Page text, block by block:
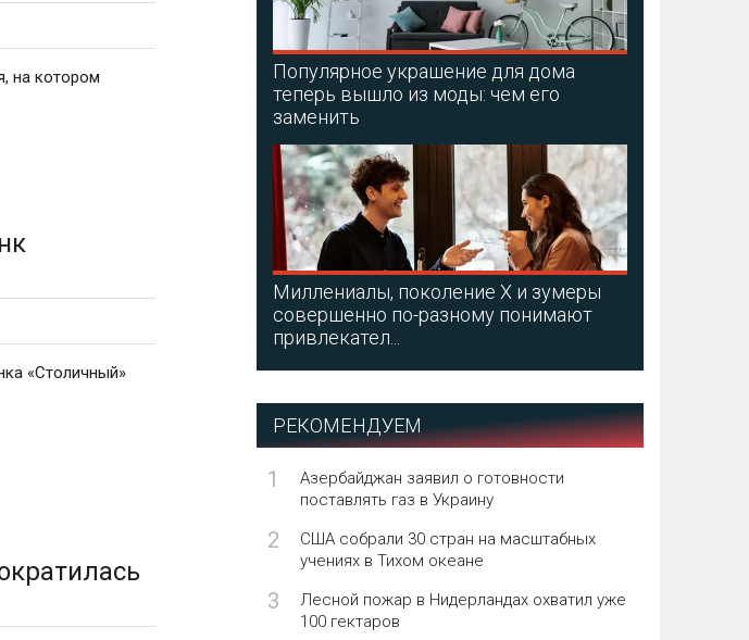
на котором
«Столичный»
Популярное украшение для дома
теперь вышло из моды: чем его
заменить
Миллениалы, поколение X и зумеры
совершенно по-разному понимают
привлекател...
РЕКОМЕНДУЕМ
1
Азербайджан заявил о готовности
поставлять газ в Украину
2
США собрали 30 стран на масштабных
учениях в Тихом океане
3
Лесной пожар в Нидерландах охватил уже
100 гектаров